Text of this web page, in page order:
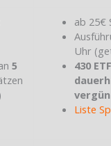
5
ab 25€
Uhr
430
Liste